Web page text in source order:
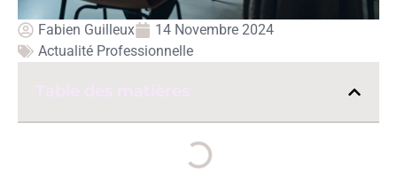
Fabien Guilleux
14 Novembre 2024
Actualité Professionnelle